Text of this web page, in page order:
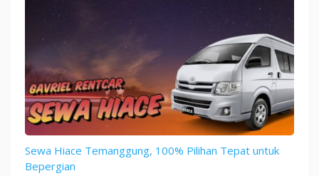
Sewa Hiace Temanggung, 100% Pilihan Tepat untuk
Bepergian